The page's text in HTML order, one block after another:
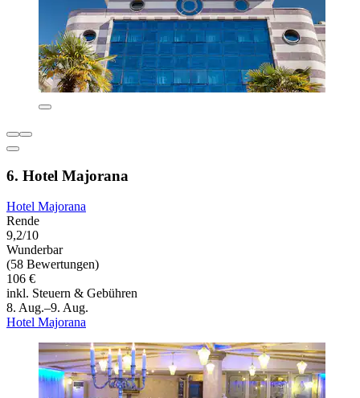
6. Hotel Majorana
Hotel Majorana
Rende
9,2/10
Wunderbar
(58 Bewertungen)
106 €
inkl. Steuern & Gebühren
8. Aug.–9. Aug.
Hotel Majorana